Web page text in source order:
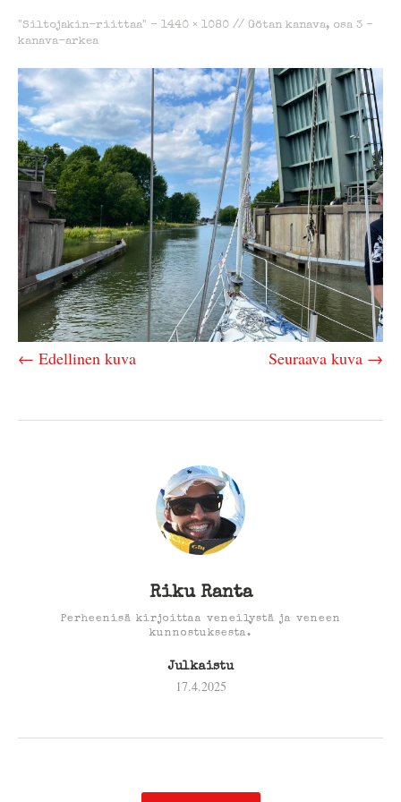
"Siltojakin-riittaa" - 1440 × 1080 // Götan kanava, osa 3 –
kanava-arkea
← Edellinen kuva Seuraava kuva →
Riku Ranta
Perheenisä kirjoittaa veneilystä ja veneen
kunnostuksesta.
Julkaistu
17.4.2025